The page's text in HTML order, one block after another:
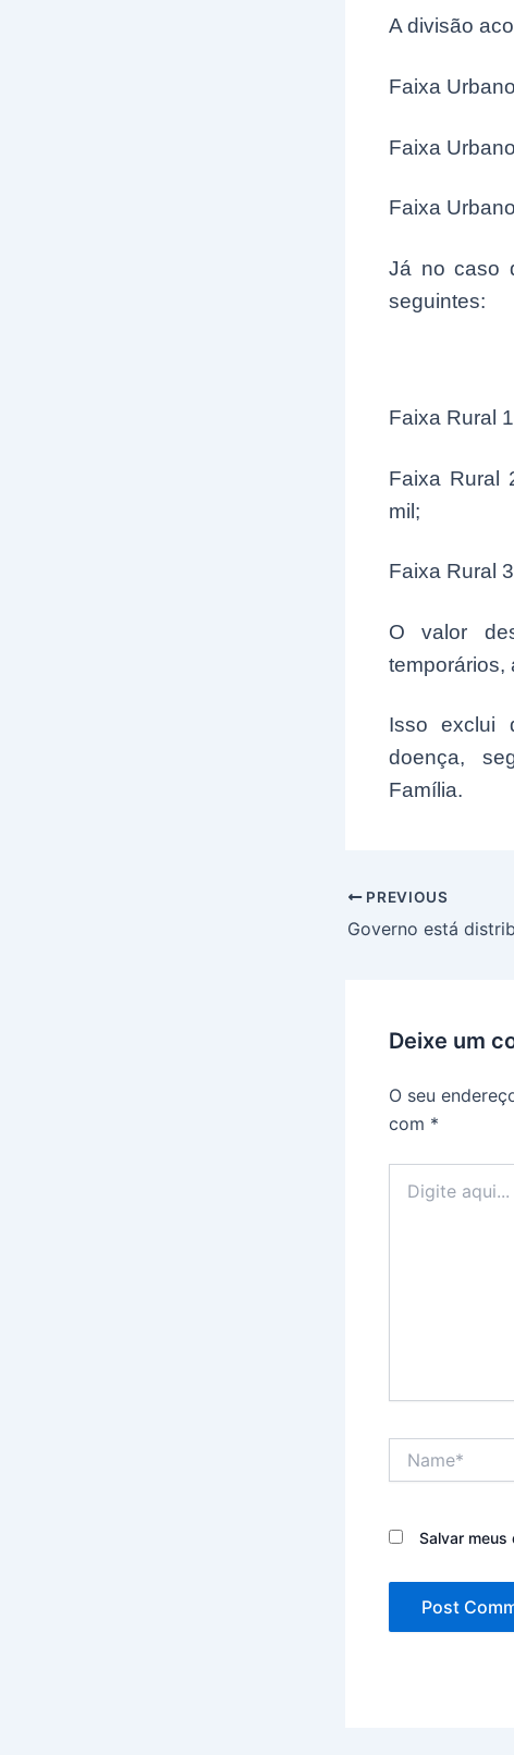
A divisão
Faixa
Faixa
Faixa
Já no caso
seguintes:
Faixa Rural
Faixa Rural
mil;
Faixa Rural
O valor
temporários,
Isso exclui
doença,
Família.
Post
navigation
PREVIOUS
Deixe um
O seu
com *
aqui...
Salvar meus